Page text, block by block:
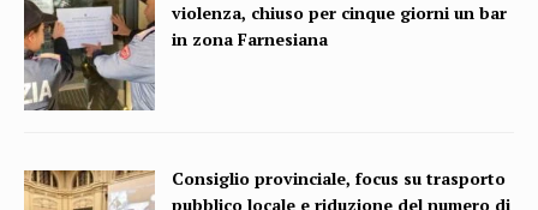
violenza, chiuso per cinque giorni un bar
in zona Farnesiana
Consiglio provinciale, focus su trasporto
pubblico locale e riduzione del numero di